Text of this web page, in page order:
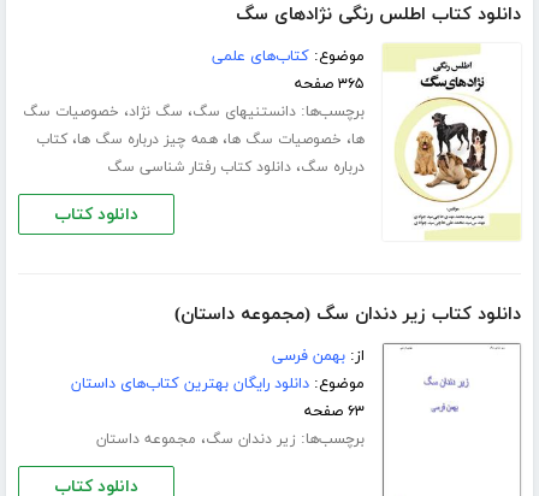
دانلود کتاب اطلس رنگی نژادهای سگ
موضوع:کتاب‌های علمی
۳۶۵ صفحه
برچسب‌ها:دانستنیهای سگ، سگ نژاد، خصوصیات سگ
ها، خصوصیات سگ ها،همه چیز درباره سگ ها،کتاب
درباره سگ،دانلود کتاب رفتار شناسی سگ
دانلود کتاب
دانلود کتاب زیر دندان سگ (مجموعه داستان)
از:بهمن فرسی
موضوع:دانلود رایگان بهترین کتاب‌های داستان
۶۳ صفحه
برچسب‌ها: زیر دندان سگ، مجموعه داستان
دانلود کتاب